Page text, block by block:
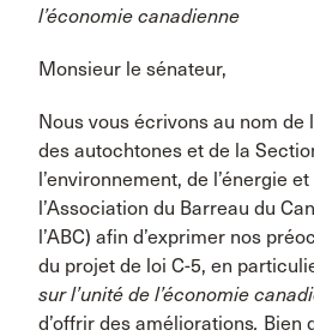
l’économie canadienne
Monsieur le sénateur,
Nous vous écrivons au nom de
des autochtones et de la
l’environnement, de l’énergie
l’Association du Barreau du
l’ABC) afin d’exprimer nos
du projet de loi C-5, en
sur l’unité de l’économie
d’offrir des améliorations. Bien